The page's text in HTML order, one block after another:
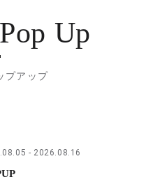
Up
プアップ
2026.08.16